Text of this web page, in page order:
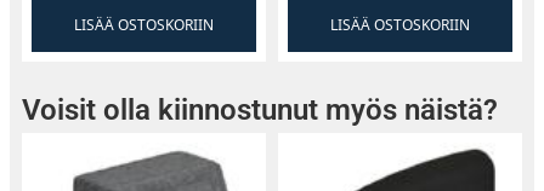
LISÄÄ OSTOSKORIIN LISÄÄ OSTOSKORIIN
Voisit olla kiinnostunut myös näistä?